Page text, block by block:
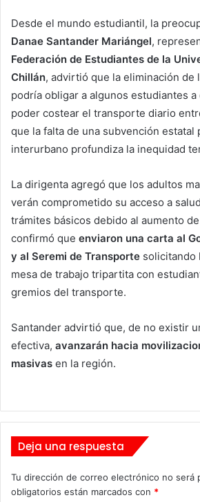
Desde el mundo estudiantil, la
Danae Santander Mariángel,
Federación de Estudiantes de la
Chillán, advirtió que la eliminación de
podría obligar a algunos estudiantes
poder costear el transporte diario
que la falta de una subvención estatal
interurbano profundiza la inequidad
La dirigenta agregó que los adultos
verán comprometido su acceso a
trámites básicos debido al aumento
confirmó que enviaron una carta al
y al Seremi de Transporte solicitando
mesa de trabajo tripartita con
gremios del transporte.
Santander advirtió que, de no existir
efectiva, avanzarán hacia
masivas en la región.
Deja una respuesta
Tu dirección de correo electrónico no será
obligatorios están marcados con *